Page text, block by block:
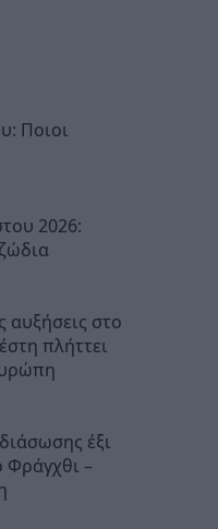
Ποιοι
2026:
αυξήσεις στο
πλήττει
έξι
Φράγχθι –